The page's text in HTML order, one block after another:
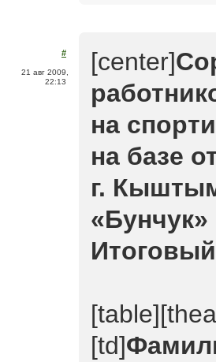
#
21 авг 2009,
22:13
[center]
на
на базе
г.
«Бунчук»
[td]